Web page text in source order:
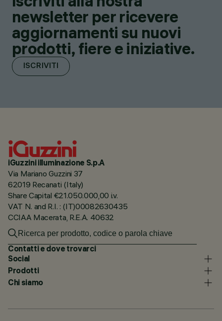
newsletter per ricevere
aggiornamenti su nuovi
prodotti, fiere e iniziative.
ISCRIVITI
iGuzzini illuminazione S.p.A
Via Mariano Guzzini 37
62019 Recanati (Italy)
Share Capital €21.050.000,00 i.v.
VAT N. and R.I. : (IT)00082630435
CCIAA Macerata, R.E.A. 40632
Contatti e dove trovarci
Social
Prodotti
Chi siamo